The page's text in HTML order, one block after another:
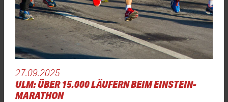
27.09.2025
ULM: ÜBER 15.000 LÄUFERN BEIM EINSTEIN-
MARATHON